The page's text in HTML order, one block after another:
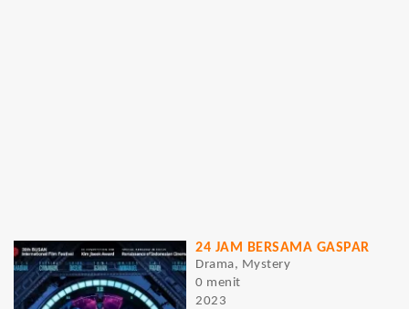
24 JAM BERSAMA GASPAR
Drama, Mystery
0 menit
2023